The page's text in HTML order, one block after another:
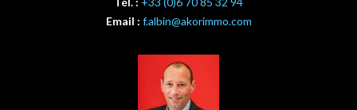
Email : f.albin@akorimmo.com